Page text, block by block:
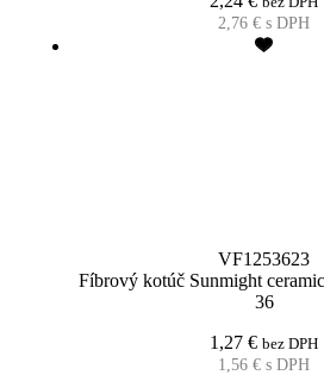
2,76€ s DPH
VF1253623
Fíbrový kotúč Sunmight
36
1,27€ bez DPH
1,56€ s DPH